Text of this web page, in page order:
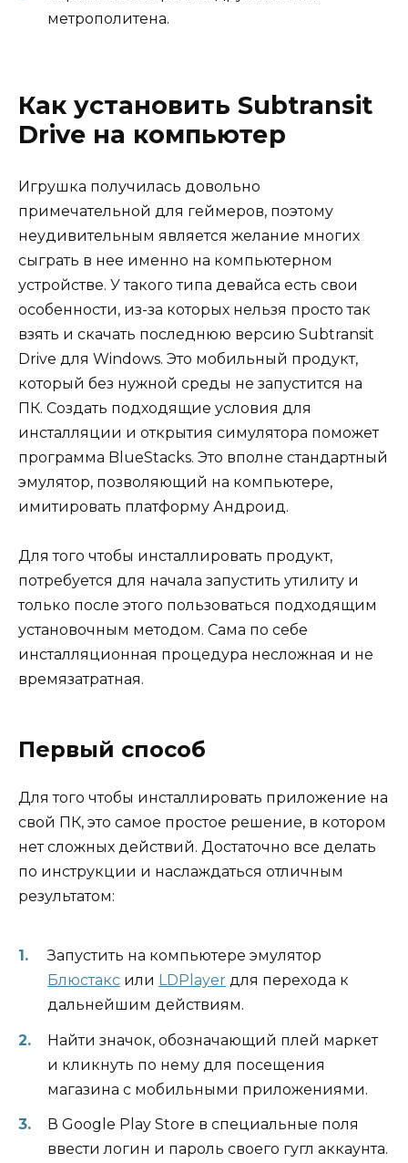
метрополитена.
Как установить Subtransit
Drive на компьютер
Игрушка получилась довольно
примечательной для геймеров, поэтому
неудивительным является желание многих
сыграть в нее именно на компьютерном
устройстве. У такого типа девайса есть свои
особенности, из-за которых нельзя просто так
взять и скачать последнюю версию Subtransit
Drive для Windows. Это мобильный продукт,
который без нужной среды не запустится на
ПК. Создать подходящие условия для
инсталляции и открытия симулятора поможет
программа BlueStacks. Это вполне стандартный
эмулятор, позволяющий на компьютере,
имитировать платформу Андроид.
Для того чтобы инсталлировать продукт,
потребуется для начала запустить утилиту и
только после этого пользоваться подходящим
установочным методом. Сама по себе
инсталляционная процедура несложная и не
времязатратная.
Первый способ
Для того чтобы инсталлировать приложение на
свой ПК, это самое простое решение, в котором
нет сложных действий. Достаточно все делать
по инструкции и наслаждаться отличным
результатом:
Запустить на компьютере эмулятор
Блюстакс или LDPlayer для перехода к
дальнейшим действиям.
Найти значок, обозначающий плей маркет
и кликнуть по нему для посещения
магазина с мобильными приложениями.
В Google Play Store в специальные поля
ввести логин и пароль своего гугл аккаунта.